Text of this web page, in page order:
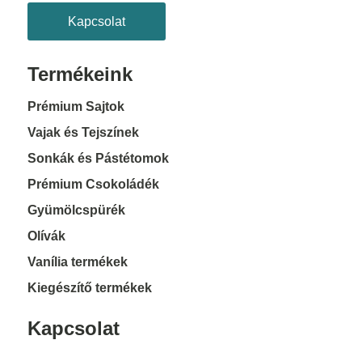
Kapcsolat
Termékeink
Prémium Sajtok
Vajak és Tejszínek
Sonkák és Pástétomok
Prémium Csokoládék
Gyümölcspürék
Olívák
Vanília termékek
Kiegészítő termékek
Kapcsolat